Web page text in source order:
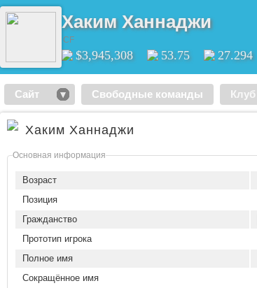
Хаким Ханнаджи
CF
$3,945,308 53.75 27.294
Сайт Свободные команды Клуб
Хаким Ханнаджи
Основная информация
Возраст
Позиция
Гражданство
Прототип игрока
Полное имя
Сокращённое имя